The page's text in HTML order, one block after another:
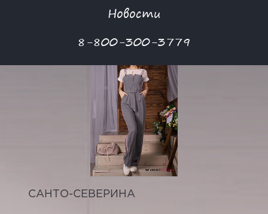
Новости
8-800-300-3779
САНТО-СЕВЕРИНА